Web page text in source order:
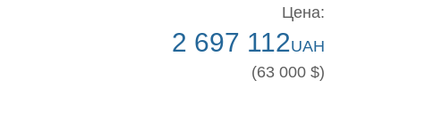
Цена:
2 697 112UAH
(63 000 $)